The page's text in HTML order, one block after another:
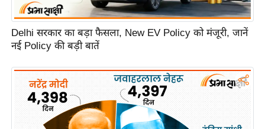
Delhi सरकार का बड़ा फैसला, New EV Policy को मंजूरी, जानें
नई Policy की बड़ी बातें